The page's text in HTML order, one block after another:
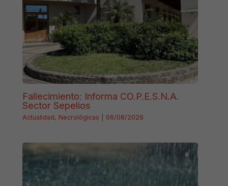
Fallecimiento: Informa CO.P.E.S.N.A.
Sector Sepelios
Actualidad, Necrológicas 06/08/2026